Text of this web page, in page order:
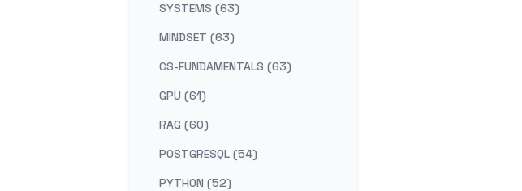
SYSTEMS (63)
MINDSET (63)
CS-FUNDAMENTALS (63)
GPU (61)
RAG (60)
POSTGRESQL (54)
PYTHON (52)